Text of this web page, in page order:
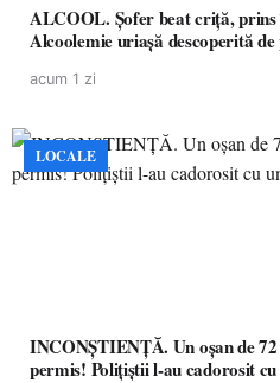
ALCOOL. Șofer beat criță,
Alcoolemie uriașă descoperită
acum 1 zi
LOCALE
INCONȘTIENȚĂ. Un oșan de
permis! Polițiștii l-au cadorosit